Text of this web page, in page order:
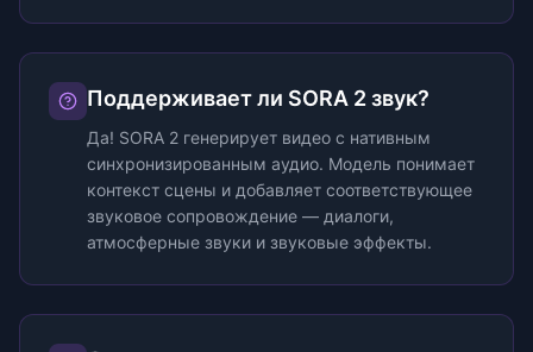
Поддерживает ли SORA 2 звук?
Да! SORA 2 генерирует видео с нативным
синхронизированным аудио. Модель понимает
контекст сцены и добавляет соответствующее
звуковое сопровождение — диалоги,
атмосферные звуки и звуковые эффекты.